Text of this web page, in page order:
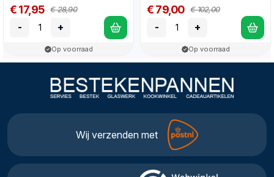
€ 17,95 € 28,90
- +
Op voorraad
€ 79,00 € 102,00
- +
Op voorraad
Wij verzenden met